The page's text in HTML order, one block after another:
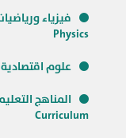
Physics
علوم اقتصادية Economic sciences
Curriculum